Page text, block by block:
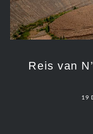
Reis van
19